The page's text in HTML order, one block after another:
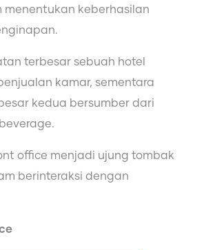
menentukan keberhasilan
terbesar sebuah hotel
kamar, sementara
kedua bersumber dari
office menjadi ujung tombak
berinteraksi dengan